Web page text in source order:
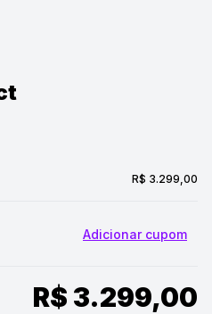
R$ 3.299,00
R$ 3.299,00